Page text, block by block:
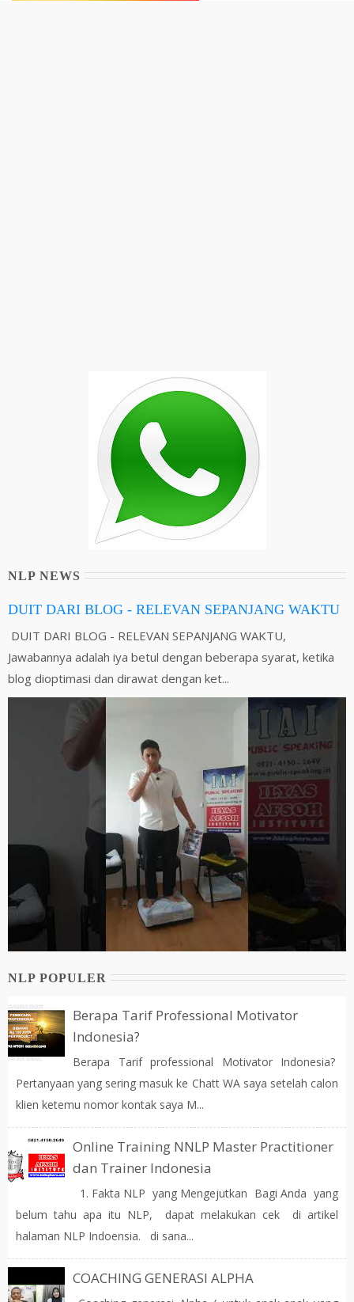
NLP NEWS
DUIT DARI BLOG - RELEVAN SEPANJANG WAKTU
DUIT DARI BLOG - RELEVAN SEPANJANG WAKTU,
Jawabannya adalah iya betul dengan beberapa syarat, ketika
blog dioptimasi dan dirawat dengan ket...
NLP POPULER
Berapa Tarif Professional Motivator
Indonesia?
Berapa Tarif professional Motivator Indonesia?
Pertanyaan yang sering masuk ke Chatt WA saya setelah calon
klien ketemu nomor kontak saya M...
Online Training NNLP Master Practitioner
dan Trainer Indonesia
1. Fakta NLP yang Mengejutkan Bagi Anda yang
belum tahu apa itu NLP, dapat melakukan cek di artikel
halaman NLP Indoensia. di sana...
COACHING GENERASI ALPHA